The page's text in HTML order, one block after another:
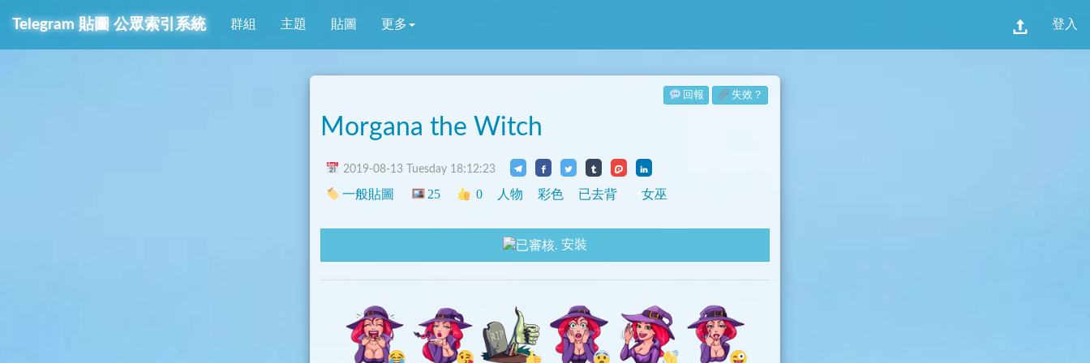
Telegram 貼圖 公眾索引系統 群組 主題 貼圖 更多 登入
回報 失效？
Morgana the Witch
2019-08-13 Tuesday 18:12:23
一般貼圖 25 0 人物 彩色 已去背 女巫
安裝